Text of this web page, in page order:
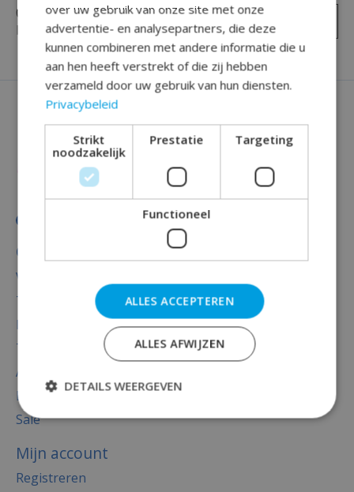
0 sterren op basis van0
beoordelingen
Je beoordeling toevoegen
Categorieën
Versiering
Totaal thema feest
Decoratie
Thema's
Accessoires
Baby versiering luxe
Sale
Mijn account
Registreren
over uw gebruik van onze site met onze
advertentie- en analysepartners, die deze
kunnen combineren met andere informatie die u
aan hen heeft verstrekt of die zij hebben
verzameld door uw gebruik van hun diensten.
Privacybeleid
Strikt
noodzakelijk
Prestatie Targeting
Functioneel
ALLES ACCEPTEREN
ALLES AFWIJZEN
DETAILS WEERGEVEN